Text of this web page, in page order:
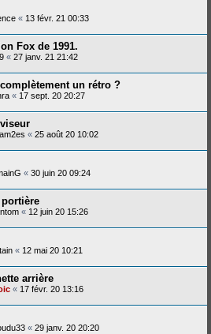
« 13 févr. 21 00:33
Fox de 1991.
« 27 janv. 21 21:42
un rétro ?
« 17 sept. 20 20:27
« 25 août 20 10:02
« 30 juin 20 09:24
« 12 juin 20 15:26
« 12 mai 20 10:21
arrière
« 17 févr. 20 13:16
« 29 janv. 20 20:20